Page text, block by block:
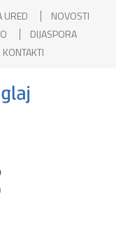
URED
NOVOSTI
DIJASPORA
KONTAKTI